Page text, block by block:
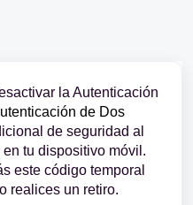
la Autenticación
de Dos
de seguridad al
tu dispositivo móvil.
este código temporal
realices un retiro.